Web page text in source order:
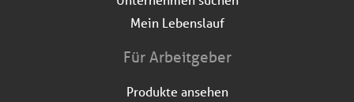
Mein Lebenslauf
Für Arbeitgeber
Produkte ansehen